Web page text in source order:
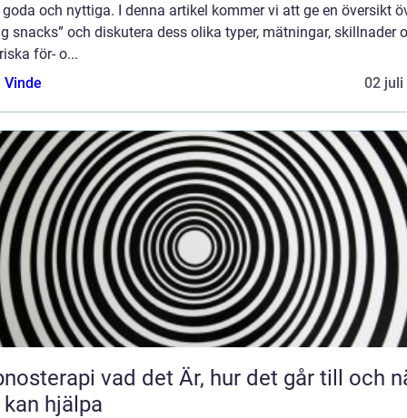
och nyttiga. I denna artikel kommer vi att ge en översikt
snacks” och diskutera dess olika typer, mätningar, skillnader
för- o...
Vinde
02 juli
det Är, hur det går till och när
hjälpa